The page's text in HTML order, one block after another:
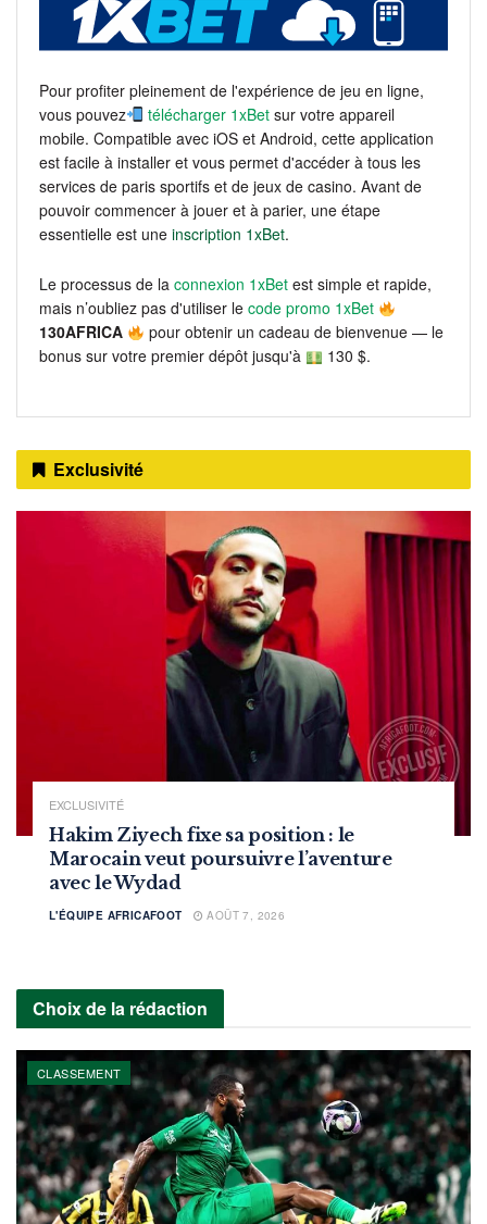
Pour profiter pleinement de l'expérience de jeu en ligne,
vous pouvez
télécharger 1xBet sur votre appareil
mobile. Compatible avec iOS et Android, cette application
est facile à installer et vous permet d'accéder à tous les
services de paris sportifs et de jeux de casino. Avant de
pouvoir commencer à jouer et à parier, une étape
essentielle est une inscription 1xBet.
Le processus de la connexion 1xBet est simple et rapide,
mais n’oubliez pas d'utiliser le code promo 1xBet
130AFRICA
pour obtenir un cadeau de bienvenue — le
bonus sur votre premier dépôt jusqu'à
130 $.
Exclusivité
EXCLUSIVITÉ
Hakim Ziyech fixe sa position : le
Marocain veut poursuivre l’aventure
avec le Wydad
L'ÉQUIPE AFRICAFOOT AOÛT 7, 2026
Choix de la rédaction
CLASSEMENT